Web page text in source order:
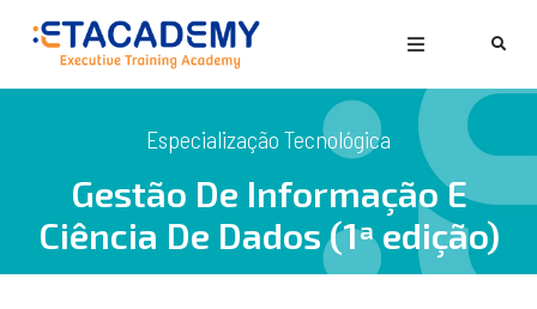
Especialização Tecnológica
Gestão De Informação E
Ciência De Dados (1ª edição)